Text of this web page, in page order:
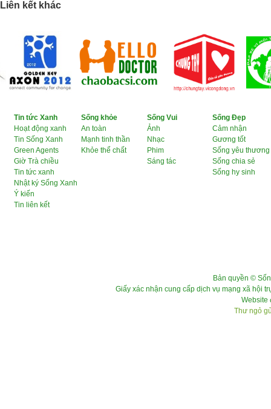
Liên kết khác
Tin tức Xanh
Hoạt động xanh
Tin Sống Xanh
Green Agents
Giờ Trà chiều
Tin tức xanh
Nhật ký Sống Xanh
Ý kiến
Tin liên kết
Sống khỏe
An toàn
Mạnh tinh thần
Khỏe thể chất
Sống Vui
Ảnh
Nhạc
Phim
Sáng tác
Sống Đẹp
Cảm nhận
Gương tốt
Sống yêu thương
Sống chia sẻ
Sống hy sinh
Bản quyền ©
Giấy xác nhận cung cấp dịch vụ mạng xã hội
Website
Thư ngỏ